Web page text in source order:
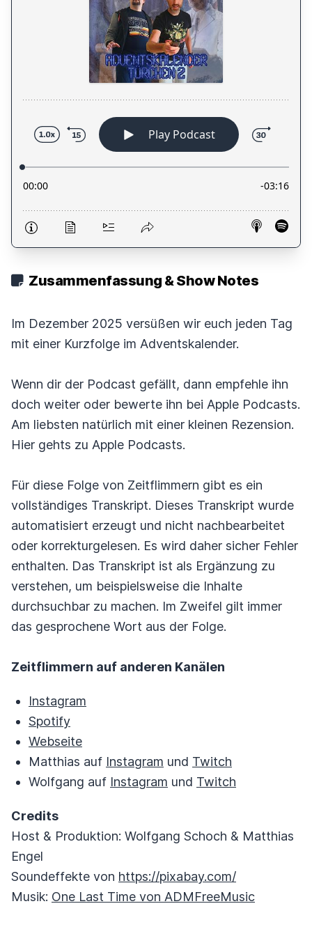
Zusammenfassung & Show Notes
Im Dezember 2025 versüßen wir euch jeden Tag
mit einer Kurzfolge im Adventskalender.
Wenn dir der Podcast gefällt, dann empfehle ihn
doch weiter oder bewerte ihn bei Apple Podcasts.
Am liebsten natürlich mit einer kleinen Rezension.
Hier gehts zu Apple Podcasts.
Für diese Folge von Zeitflimmern gibt es ein
vollständiges Transkript. Dieses Transkript wurde
automatisiert erzeugt und nicht nachbearbeitet
oder korrekturgelesen. Es wird daher sicher Fehler
enthalten. Das Transkript ist als Ergänzung zu
verstehen, um beispielsweise die Inhalte
durchsuchbar zu machen. Im Zweifel gilt immer
das gesprochene Wort aus der Folge.
Zeitflimmern auf anderen Kanälen
Instagram
Spotify
Webseite
Matthias auf Instagram und Twitch
Wolfgang auf Instagram und Twitch
Credits
Host & Produktion: Wolfgang Schoch & Matthias
Engel
Soundeffekte von https://pixabay.com/
Musik: One Last Time von ADMFreeMusic